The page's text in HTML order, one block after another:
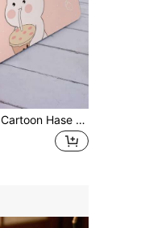
2 Stücke Aufkleber Cartoon Hase Muster, Schutz für 15.6-16 Zoll Laptop